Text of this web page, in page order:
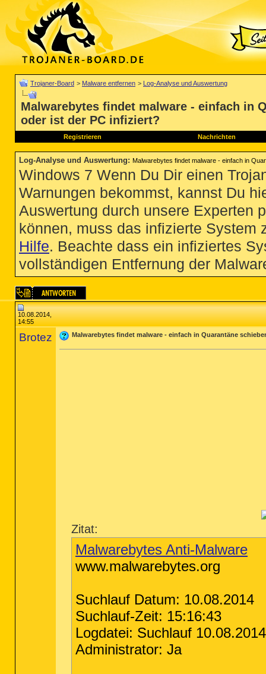
Trojaner-Board > Malware entfernen > Log-Analyse und Auswertung
Malwarebytes findet malware - einfach in
oder ist der PC infiziert?
Registrieren Nachrichten
Log-Analyse und Auswertung: Malwarebytes findet malware - einfach in
Windows 7 Wenn Du Dir einen
Warnungen bekommst, kannst Du
Auswertung durch unsere Experten
können, muss das infizierte System
Hilfe. Beachte dass ein infiziertes
vollständigen Entfernung der
10.08.2014,
14:55
Brotez Malwarebytes findet malware - einfach in Quarantäne
Zitat:
Malwarebytes Anti-Malware
www.malwarebytes.org
Suchlauf Datum: 10.08.2014
Suchlauf-Zeit: 15:16:43
Logdatei: Suchlauf
Administrator: Ja